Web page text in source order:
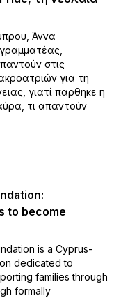
Άννα
στις
για τη
γιατί παρθηκε η
τι απαντούν
to become
is a Cyprus-
dedicated to
families through
formally